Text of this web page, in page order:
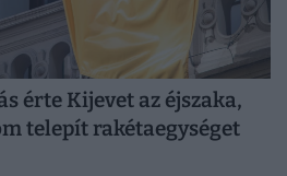
érte Kijevet az éjszaka,
telepít rakétaegységet